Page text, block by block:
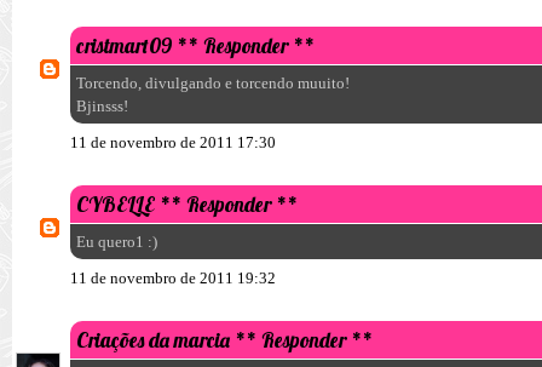
cristmart09 ** Responder **
Torcendo, divulgando e torcendo muuito!
Bjinsss!
11 de novembro de 2011 17:30
CYBELLE ** Responder **
Eu quero1 :)
11 de novembro de 2011 19:32
Criações da marcia ** Responder **